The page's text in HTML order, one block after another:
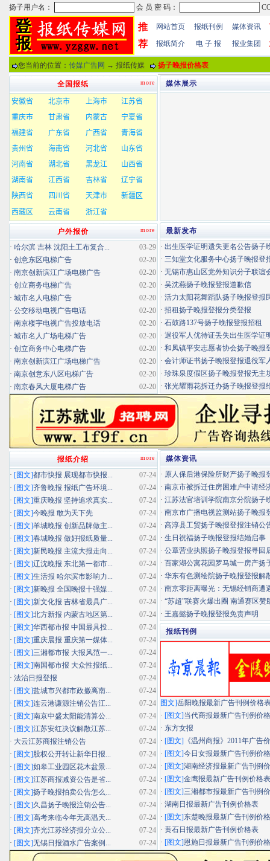
推
荐
网站首页 报纸刊例 媒体资讯
报纸简介 电 子 报 报业集团
您当前的位置： 传媒广告网 → 报纸传媒 扬子晚报价格表
媒体展示
最新发布
· 出生医学证明遗失更名公告扬子
· 三知堂文化服务中心扬子晚报登
· 无锡市惠山区党外知识分子联谊
· 吴沈燕扬子晚报登报道歉信
· 活力太阳花舞蹈队扬子晚报登报
· 招租扬子晚报登报分类登报
· 石鼓路137号扬子晚报登报招租
· 退役军人优待证丢失出生医学证
· 和凤镇平安志愿者协会扬子晚报
· 会计师证书扬子晚报登报退役军
· 珍珠泉度假区扬子晚报登报无主
· 张光耀雨花拆迁办扬子晚报登报
more
全国报纸
more
户外报价
03-29
· 哈尔滨 吉林 沈阳土工布复合...
02-20
· 创意东区电梯广告
02-20
· 南京创新滨江广场电梯广告
02-20
· 创立商务电梯广告
02-20
· 城市名人电梯广告
02-20
· 公交移动电视广告电话
02-20
· 南京楼宇电视广告投放电话
02-20
· 城市名人广场电梯广告
02-20
· 创立商务中心电梯广告
02-20
· 南京创新滨江广场电梯广告
02-20
· 南京创意东八区电梯广告
02-20
· 南京春风大厦电梯广告
媒体资讯
· 原人保后港保险所财产扬子晚报
· 南京市被拆迁住房困难户申请经
· 江苏法官培训学院南京分院扬子
· 南京市广播电视监测站扬子晚报
· 高淳县工贸扬子晚报登报注销公
· 生日祝福扬子晚报登报结婚启事
· 公章营业执照扬子晚报登报寻回
· 百家湖公寓花园罗马城一房产扬
· 华东有色测绘院扬子晚报登报解
· 南京零距离曝光：无锡经销商遭
· “苏超”联赛火爆出圈 南通赛区赞
· 王嘉懿扬子晚报登报免责声明
报纸刊例
图文]岳阳晚报最新广告刊例价格
· [图文]当代商报最新广告刊例价
· 东方女报
· [图文] 《温州商报》2011年广告
· [图文]今日女报最新广告刊例价
· [图文]湖南经济报最新广告刊例
· [图文]金鹰报最新广告刊例价格表
· [图文]三湘都市报最新广告刊例
· 湖南日报最新广告刊例价格表
· [图文]东楚晚报最新广告刊例价
· 黄石日报最新广告刊例价格表
· [图文]恩施日报最新广告刊例价
more
报纸介绍
07-24
· [图文]都市快报 展现都市快报...
07-24
· [图文]齐鲁晚报 报纸广告环境...
07-24
· [图文]重庆晚报 坚持追求真实...
07-24
· [图文]今晚报 敢为天下先
07-24
· [图文]羊城晚报 创新品牌做主...
07-24
· [图文]春城晚报 做好报纸质量...
07-24
· [图文]新民晚报 主流大报走向...
07-24
· [图文]辽沈晚报 东北第一都市...
07-24
· [图文]生活报 哈尔滨市影响力...
07-24
· [图文]新晚报 全国晚报十强媒...
07-24
· [图文]新文化报 吉林省最具广...
07-24
· [图文]北方新报 内蒙古地区第...
07-24
· [图文]华西都市报 中国最具投...
07-24
· [图文]重庆晨报 重庆第一媒体...
07-24
· [图文]三湘都市报 大报风范一...
07-24
· [图文]南国都市报 大众性报纸...
07-24
· 法治日报登报
07-24
· [图文]盐城市兴都市政撤离南...
07-24
· [图文]连云港谦源注销公告江...
07-24
· [图文]南京中盛太阳能清算公...
07-24
· [图文]江苏安红决议解散江苏...
07-24
· 大云江苏商报注销公告
07-24
· [图文]股权公开转让新华日报...
07-24
· [图文]如皋工业园区花木盆景...
07-24
· [图文]江苏商报减资公告是省...
07-24
· [图文]扬子晚报拍卖公告怎么...
07-24
· [图文]久昌扬子晚报注销公告...
07-24
· [图文]高考来临今年无高温天...
07-24
· [图文]齐光江苏经济报分立公...
07-24
· [图文]无锡日报酒水广告案例...